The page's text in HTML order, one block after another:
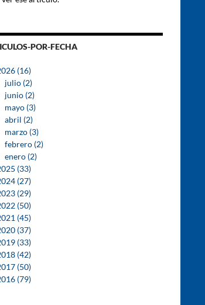
POR-FECHA
(16)
julio (2)
junio (2)
mayo (3)
abril (2)
marzo (3)
febrero (2)
enero (2)
(33)
(27)
(29)
(50)
(45)
(37)
(33)
(42)
(50)
(79)